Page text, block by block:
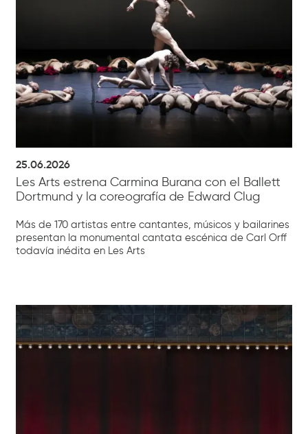
25.06.2026
Les Arts estrena Carmina Burana con el Ballett
Dortmund y la coreografía de Edward Clug
Más de 170 artistas entre cantantes, músicos y bailarines
presentan la monumental cantata escénica de Carl Orff
todavía inédita en Les Arts